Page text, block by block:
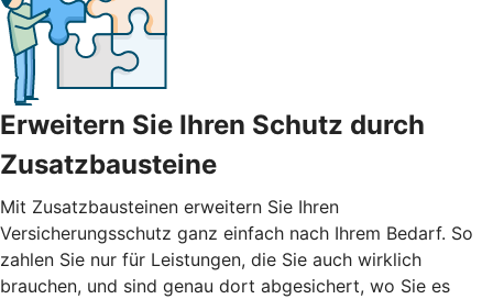
Erweitern Sie Ihren Schutz durch
Zusatzbausteine
Mit Zusatzbausteinen erweitern Sie Ihren
Versicherungsschutz ganz einfach nach Ihrem Bedarf. So
zahlen Sie nur für Leistungen, die Sie auch wirklich
brauchen, und sind genau dort abgesichert, wo Sie es